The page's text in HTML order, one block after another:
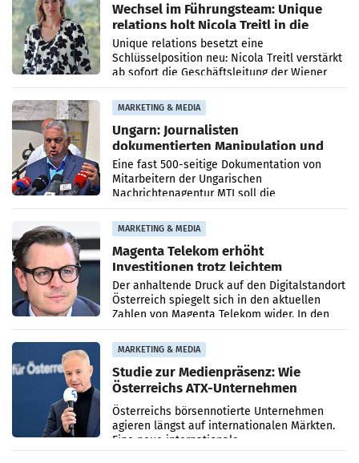
Wechsel im Führungsteam: Unique
relations holt Nicola Treitl in die
Geschäftsleitung
Unique relations besetzt eine
Schlüsselposition neu: Nicola Treitl verstärkt
ab sofort die Geschäftsleitung der Wiener
PR-Agentur an der Seite von Josef Kalina und
Anna Kalina-Mahr.
MARKETING & MEDIA
Ungarn: Journalisten
dokumentierten Manipulation und
Zensur
Eine fast 500-seitige Dokumentation von
Mitarbeitern der Ungarischen
Nachrichtenagentur MTI soll die
systematische Nachrichten-Manipulation und
Zensur bei der Agentur während der Zeit
MARKETING & MEDIA
Magenta Telekom erhöht
Investitionen trotz leichtem
Umsatzrückgang
Der anhaltende Druck auf den Digitalstandort
Österreich spiegelt sich in den aktuellen
Zahlen von Magenta Telekom wider. In den
ersten sechs Monaten des laufenden Jahres
verzeichnete
MARKETING & MEDIA
Studie zur Medienpräsenz: Wie
Österreichs ATX-Unternehmen
international wahrgenommen
werden
Österreichs börsennotierte Unternehmen
agieren längst auf internationalen Märkten.
Eine neue internationale
Medienresonanzanalyse untersucht die